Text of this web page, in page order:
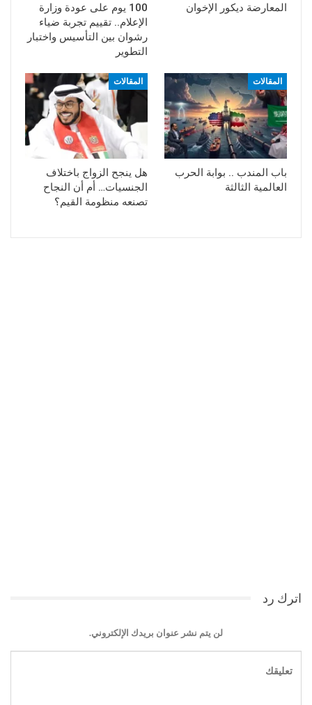
المعارضة ديكور الإخوان
100 يوم على عودة وزارة
الإعلام.. تقييم تجربة ضياء
رشوان بين التأسيس واختبار
التطوير
المقالات
باب المندب .. بوابة الحرب
العالمية الثالثة
المقالات
هل ينجح الزواج باختلاف
الجنسيات… أم أن النجاح
تصنعه منظومة القيم؟
اترك رد
لن يتم نشر عنوان بريدك الإلكتروني.